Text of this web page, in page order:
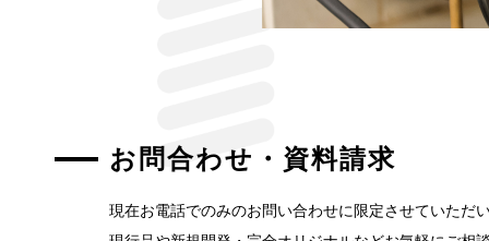
お問合わせ・資料請求
現在お電話でのみのお問い合わせに限定させていただ